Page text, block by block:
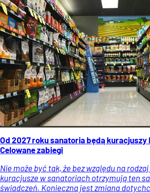
Od 2027 roku sanatoria będą kuracjuszy
Celowane zabiegi
Nie może być tak, że bez względu na
kuracjusze w sanatoriach otrzymują ten
świadczeń. Konieczna jest zmiana